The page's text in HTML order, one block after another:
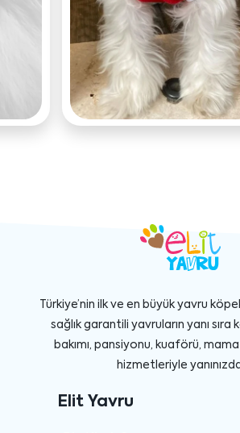
Türkiye’nin ilk ve en büyük yavru
sağlık garantili yavruların yanı sıra
bakımı, pansiyonu, kuaförü,
hizmetleriyle
Elit Yavru